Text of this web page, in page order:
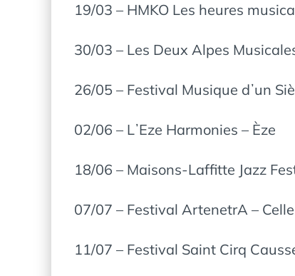
19/03 – HMKO Les heures
30/03 – Les Deux Alpes
26/05 – Festival Musique dʼun
02/06 – LʼEze Harmonies – Èze
18/06 – Maisons-Laffitte Jazz
07/07 – Festival ArtenetrA –
11/07 – Festival Saint Cirq